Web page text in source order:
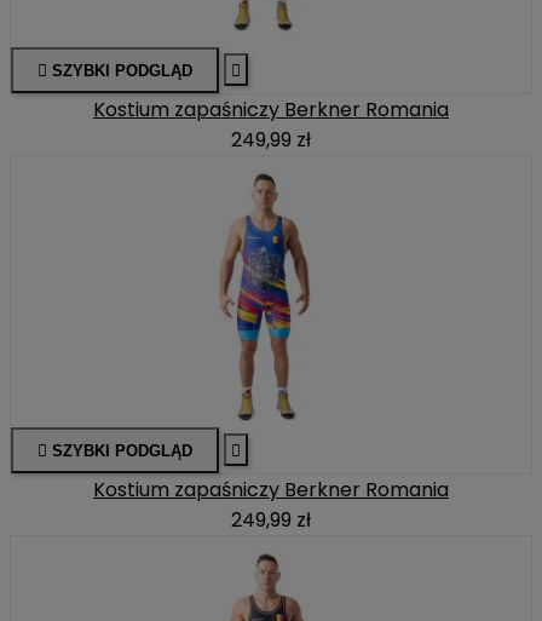
 SZYBKI PODGLĄD 
Kostium zapaśniczy Berkner Romania
249,99 zł
 SZYBKI PODGLĄD 
Kostium zapaśniczy Berkner Romania
249,99 zł